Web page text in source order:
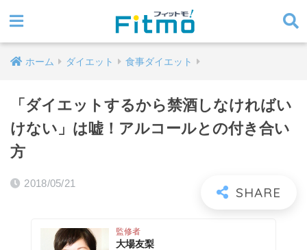
ホーム ダイエット 食事ダイエット
「ダイエットするから禁酒しなければい
けない」は嘘！アルコールとの付き合い
方
2018/05/21
監修者
大場友梨